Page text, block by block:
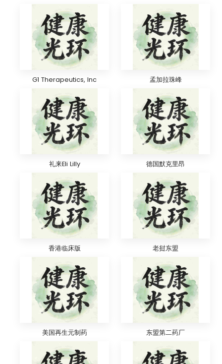
G1 Therapeutics, Inc 孟加拉珠峰
礼来Eli Lilly 德国默克里昂
香港临床版 老挝东盟
美国再生元制药 东盟第二药厂